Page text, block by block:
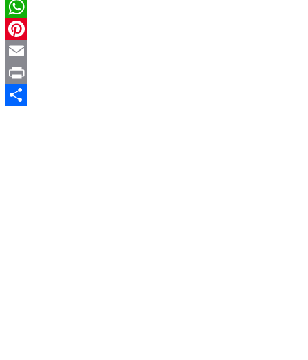
Twitter
WhatsApp
Pinterest
Email
Print